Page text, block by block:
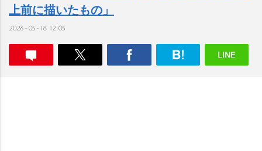
上前に描いたもの」
2026-05-18 12:05